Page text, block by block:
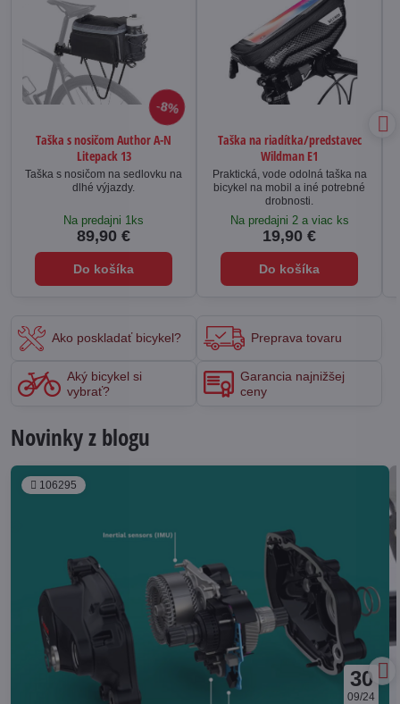
Novinky z blogu
106295
30
09/24
8%
Taška s nosičom Author A-N
Litepack 13
Taška s nosičom na sedlovku na
dlhé výjazdy.
Na predajni 1ks
89,90 €
Do košíka
Taška na riadítka/predstavec
Wildman E1
Praktická, vode odolná taška na
bicykel na mobil a iné potrebné
drobnosti.
Na predajni 2 a viac ks
19,90 €
Do košíka
Ako poskladať bicykel? Preprava tovaru
Aký bicykel si
vybrať?
Garancia najnižšej
ceny